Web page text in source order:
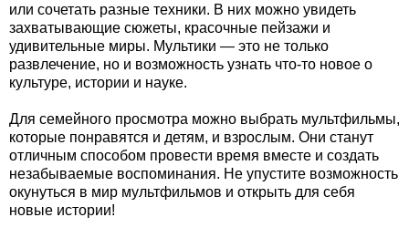
или сочетать разные техники. В них можно увидеть
захватывающие сюжеты, красочные пейзажи и
удивительные миры. Мультики — это не только
развлечение, но и возможность узнать что-то новое о
культуре, истории и науке.
Для семейного просмотра можно выбрать мультфильмы,
которые понравятся и детям, и взрослым. Они станут
отличным способом провести время вместе и создать
незабываемые воспоминания. Не упустите возможность
окунуться в мир мультфильмов и открыть для себя
новые истории!